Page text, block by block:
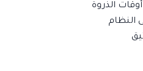
الذروة
النظام